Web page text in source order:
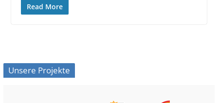
Read More
Unsere Projekte